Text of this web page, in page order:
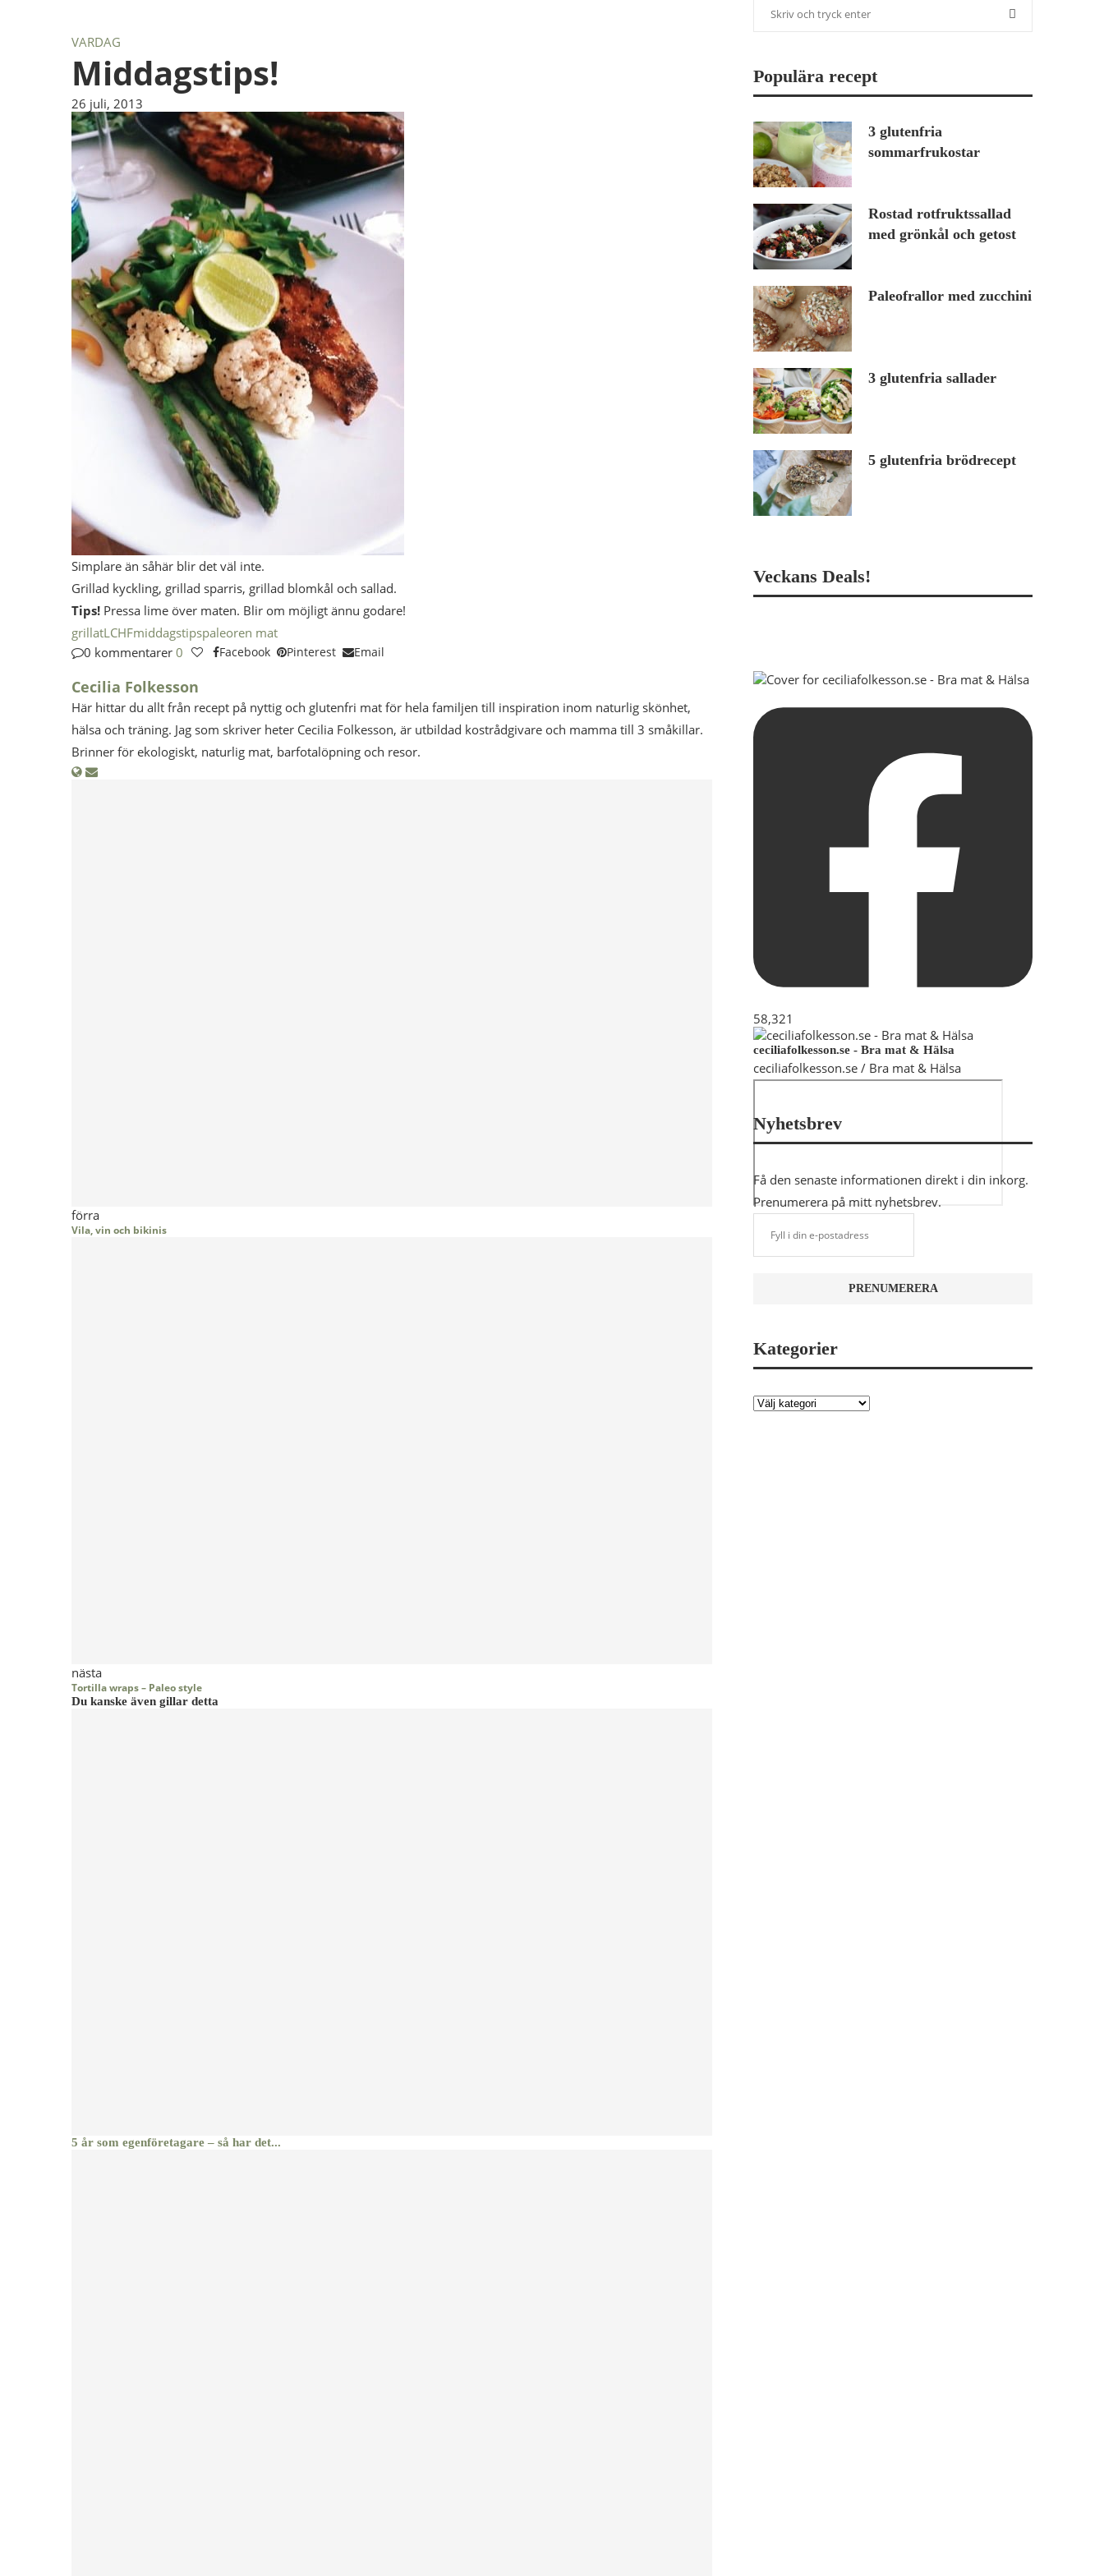
VARDAG
Middagstips!
26 juli, 2013
Simplare än såhär blir det väl inte.
Grillad kyckling, grillad sparris, grillad blomkål och sallad.
Tips! Pressa lime över maten. Blir om möjligt ännu godare!
grillatLCHFmiddagstipspaleoren mat
0 kommentarer 0 Facebook Pinterest Email
Cecilia Folkesson
Här hittar du allt från recept på nyttig och glutenfri mat för hela familjen till inspiration inom naturlig skönhet,
hälsa och träning. Jag som skriver heter Cecilia Folkesson, är utbildad kostrådgivare och mamma till 3 småkillar.
Brinner för ekologiskt, naturlig mat, barfotalöpning och resor.
förra
Vila, vin och bikinis
nästa
Tortilla wraps – Paleo style
Du kanske även gillar detta
5 år som egenföretagare – så har det...
Populära recept
3 glutenfria
sommarfrukostar
Rostad rotfruktssallad
med grönkål och getost
Paleofrallor med zucchini
3 glutenfria sallader
5 glutenfria brödrecept
Veckans Deals!
58,321
ceciliafolkesson.se - Bra mat & Hälsa
ceciliafolkesson.se / Bra mat & Hälsa
Nyhetsbrev
Få den senaste informationen direkt i din inkorg.
Prenumerera på mitt nyhetsbrev.
Kategorier